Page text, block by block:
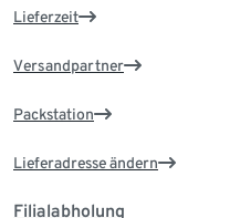
Lieferzeit
Versandpartner
Packstation
Lieferadresse ändern
Filialabholung